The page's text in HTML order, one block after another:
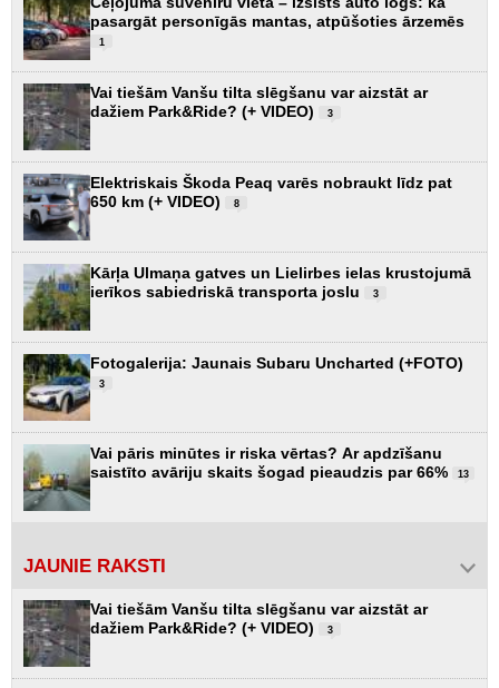
pasargāt personīgās mantas, atpūšoties ārzemēs
1
Vai tiešām Vanšu tilta slēgšanu var aizstāt ar
dažiem Park&Ride? (+ VIDEO)
3
Elektriskais Škoda Peaq varēs nobraukt līdz pat
650 km (+ VIDEO)
8
Kārļa Ulmaņa gatves un Lielirbes ielas krustojumā
ierīkos sabiedriskā transporta joslu
3
Fotogalerija: Jaunais Subaru Uncharted (+FOTO)
3
Vai pāris minūtes ir riska vērtas? Ar apdzīšanu
saistīto avāriju skaits šogad pieaudzis par 66%
13
JAUNIE RAKSTI
Vai tiešām Vanšu tilta slēgšanu var aizstāt ar
dažiem Park&Ride? (+ VIDEO)
3